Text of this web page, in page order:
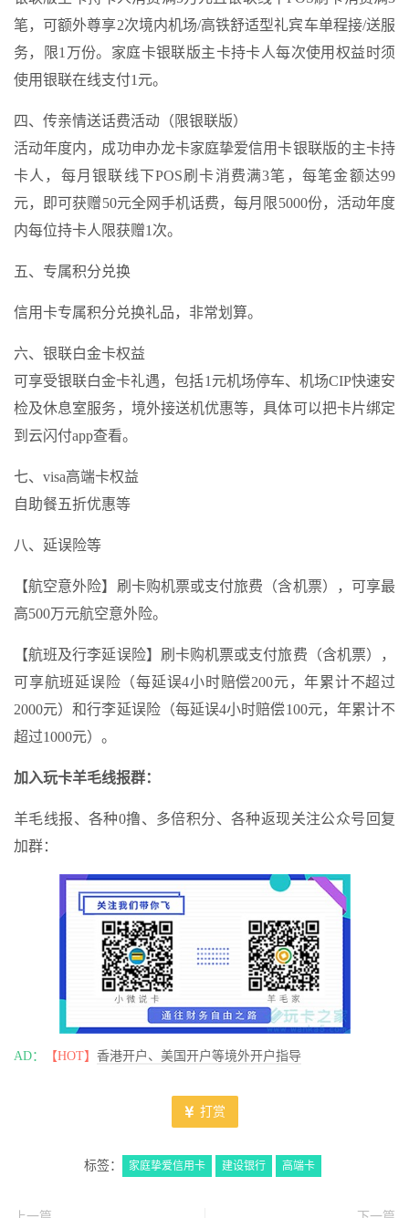
笔，可额外尊享2次境内机场/高铁舒适型礼宾车单程接/送服
务，限1万份。家庭卡银联版主卡持卡人每次使用权益时须
使用银联在线支付1元。
四、传亲情送话费活动（限银联版）
活动年度内，成功申办龙卡家庭挚爱信用卡银联版的主卡持
卡人，每月银联线下POS刷卡消费满3笔，每笔金额达99
元，即可获赠50元全网手机话费，每月限5000份，活动年度
内每位持卡人限获赠1次。
五、专属积分兑换
信用卡专属积分兑换礼品，非常划算。
六、银联白金卡权益
可享受银联白金卡礼遇，包括1元机场停车、机场CIP快速安
检及休息室服务，境外接送机优惠等，具体可以把卡片绑定
到云闪付app查看。
七、visa高端卡权益
自助餐五折优惠等
八、延误险等
【航空意外险】刷卡购机票或支付旅费（含机票），可享最
高500万元航空意外险。
【航班及行李延误险】刷卡购机票或支付旅费（含机票），
可享航班延误险（每延误4小时赔偿200元，年累计不超过
2000元）和行李延误险（每延误4小时赔偿100元，年累计不
超过1000元）。
加入玩卡羊毛线报群：
羊毛线报、各种0撸、多倍积分、各种返现关注公众号回复
加群：
AD： 【HOT】 香港开户、美国开户等境外开户指导
打赏
标签： 家庭挚爱信用卡 建设银行 高端卡